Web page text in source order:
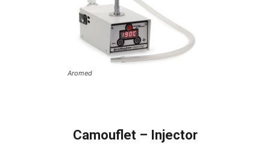
Aromed
Camouflet – Injector